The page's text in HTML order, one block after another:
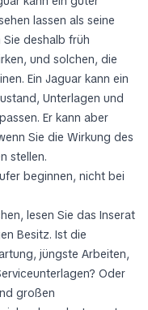
lassen als seine
deshalb früh
und solchen, die
Ein Jaguar kann ein
Unterlagen und
Er kann aber
Sie die Wirkung des
stellen.
beginnen, nicht bei
lesen Sie das Inserat
Besitz. Ist die
jüngste Arbeiten,
Oder
großen